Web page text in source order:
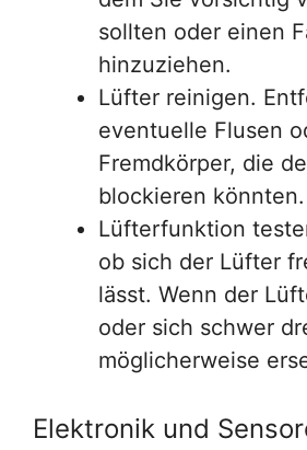
sollten oder einen
hinzuziehen.
Lüfter reinigen.
eventuelle Flusen
Fremdkörper, die
blockieren könnten.
Lüfterfunktion
ob sich der Lüfter
lässt. Wenn der
oder sich schwer
möglicherweise
Elektronik und